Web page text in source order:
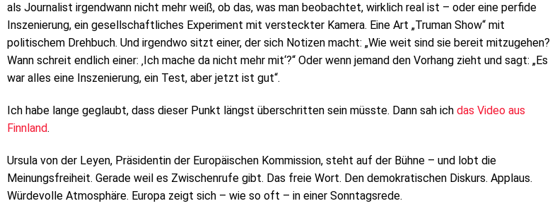
als Journalist irgendwann nicht mehr weiß, ob das, was man beobachtet, wirklich real ist – oder eine perfide
Inszenierung, ein gesellschaftliches Experiment mit versteckter Kamera. Eine Art „Truman Show“ mit
politischem Drehbuch. Und irgendwo sitzt einer, der sich Notizen macht: „Wie weit sind sie bereit mitzugehen?
Wann schreit endlich einer: ‚Ich mache da nicht mehr mit‘?“ Oder wenn jemand den Vorhang zieht und sagt: „Es
war alles eine Inszenierung, ein Test, aber jetzt ist gut“.
Ich habe lange geglaubt, dass dieser Punkt längst überschritten sein müsste. Dann sah ich das Video aus
Finnland.
Ursula von der Leyen, Präsidentin der Europäischen Kommission, steht auf der Bühne – und lobt die
Meinungsfreiheit. Gerade weil es Zwischenrufe gibt. Das freie Wort. Den demokratischen Diskurs. Applaus.
Würdevolle Atmosphäre. Europa zeigt sich – wie so oft – in einer Sonntagsrede.